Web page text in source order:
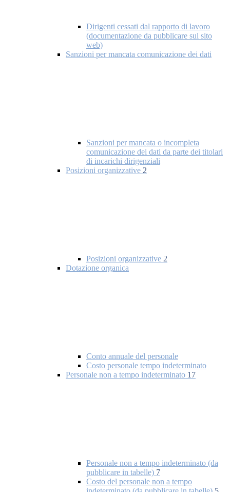
Dirigenti cessati dal rapporto di lavoro
(documentazione da pubblicare sul sito
web)
Sanzioni per mancata comunicazione dei dati
Sanzioni per mancata o incompleta
comunicazione dei dati da parte dei titolari
di incarichi dirigenziali
Posizioni organizzative 2
Posizioni organizzative 2
Dotazione organica
Conto annuale del personale
Costo personale tempo indeterminato
Personale non a tempo indeterminato 17
Personale non a tempo indeterminato (da
pubblicare in tabelle) 7
Costo del personale non a tempo